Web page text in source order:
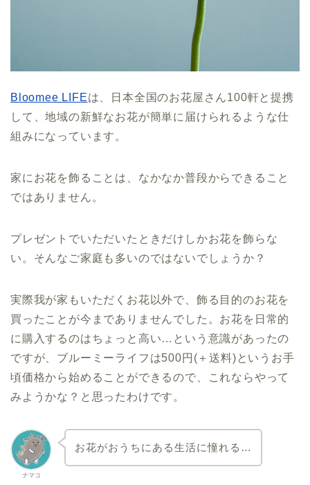
Bloomee LIFEは、日本全国のお花屋さん100軒と提携
して、地域の新鮮なお花が簡単に届けられるような仕
組みになっています。
家にお花を飾ることは、なかなか普段からできること
ではありません。
プレゼントでいただいたときだけしかお花を飾らな
い。そんなご家庭も多いのではないでしょうか？
実際我が家もいただくお花以外で、飾る目的のお花を
買ったことが今までありませんでした。お花を日常的
に購入するのはちょっと高い…という意識があったの
ですが、ブルーミーライフは500円(＋送料)というお手
頃価格から始めることができるので、これならやって
みようかな？と思ったわけです。
ナマコ
お花がおうちにある生活に憧れる…